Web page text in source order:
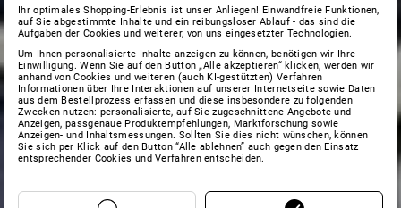
Ihr optimales Shopping-Erlebnis ist unser Anliegen! Einwandfreie Funktionen,
auf Sie abgestimmte Inhalte und ein reibungsloser Ablauf - das sind die
Aufgaben der Cookies und weiterer, von uns eingesetzter Technologien.
Um Ihnen personalisierte Inhalte anzeigen zu können, benötigen wir Ihre
Einwilligung. Wenn Sie auf den Button „Alle akzeptieren“ klicken, werden wir
anhand von Cookies und weiteren (auch KI-gestützten) Verfahren
Informationen über Ihre Interaktionen auf unserer Internetseite sowie Daten
aus dem Bestellprozess erfassen und diese insbesondere zu folgenden
Zwecken nutzen: personalisierte, auf Sie zugeschnittene Angebote und
Anzeigen, passgenaue Produktempfehlungen, Marktforschung sowie
Anzeigen- und Inhaltsmessungen. Sollten Sie dies nicht wünschen, können
Sie sich per Klick auf den Button “Alle ablehnen” auch gegen den Einsatz
entsprechender Cookies und Verfahren entscheiden.